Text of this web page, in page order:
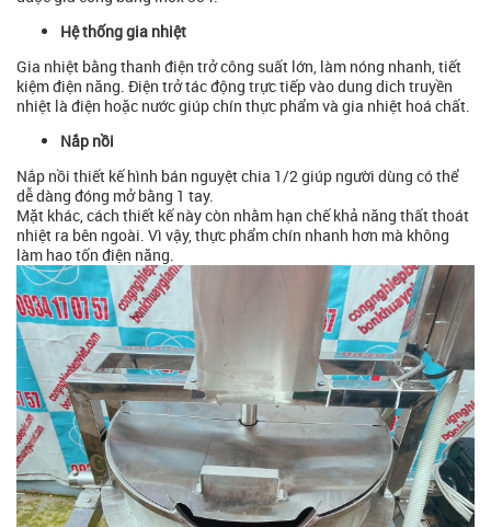
Hệ thống gia nhiệt
Gia nhiệt bằng thanh điện trở công suất lớn, làm nóng nhanh, tiết
kiệm điện năng. Điện trở tác động trực tiếp vào dung dich truyền
nhiệt là điện hoặc nước giúp chín thực phẩm và gia nhiệt hoá chất.
Nắp nồi
Nắp nồi thiết kế hình bán nguyệt chia 1/2 giúp người dùng có thể
dễ dàng đóng mở bằng 1 tay.
Mặt khác, cách thiết kế này còn nhằm hạn chế khả năng thất thoát
nhiệt ra bên ngoài. Vì vậy, thực phẩm chín nhanh hơn mà không
làm hao tốn điện năng.